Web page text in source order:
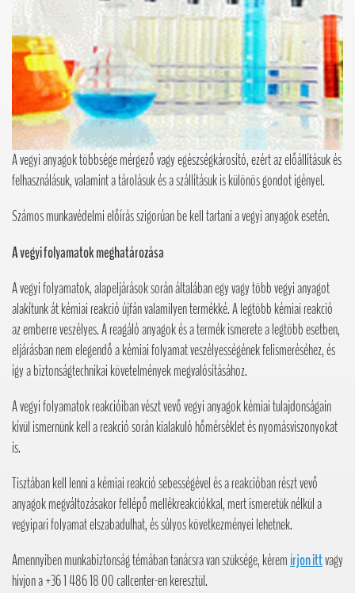
A vegyi anyagok többsége mérgező vagy egészségkárosító, ezért az előállításuk és
felhasználásuk, valamint a tárolásuk és a szállításuk is különös gondot igényel.
Számos munkavédelmi előírás szigorúan be kell tartani a vegyi anyagok esetén.
A vegyi folyamatok meghatározása
A vegyi folyamatok, alapeljárások során általában egy vagy több vegyi anyagot
alakítunk át kémiai reakció újfán valamilyen termékké. A legtöbb kémiai reakció
az emberre veszélyes. A reagáló anyagok és a termék ismerete a legtöbb esetben,
eljárásban nem elegendő a kémiai folyamat veszélyességének felismeréséhez, és
így a biztonságtechnikai követelmények megvalósításához.
A vegyi folyamatok reakcióiban vészt vevő vegyi anyagok kémiai tulajdonságain
kívül ismernünk kell a reakció során kialakuló hőmérséklet és nyomásviszonyokat
is.
Tisztában kell lenni a kémiai reakció sebességével és a reakcióban részt vevő
anyagok megváltozásakor fellépő mellékreakciókkal, mert ismeretük nélkül a
vegyipari folyamat elszabadulhat, és súlyos következményei lehetnek.
Amennyiben munkabiztonság témában tanácsra van szüksége, kéremírjon ittvagy
hívjon a +36 1 486 18 00 callcenter-en keresztül.